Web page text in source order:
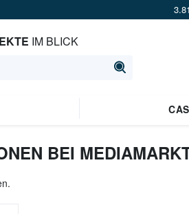
IM BLICK
BEI MEDIAMARKT